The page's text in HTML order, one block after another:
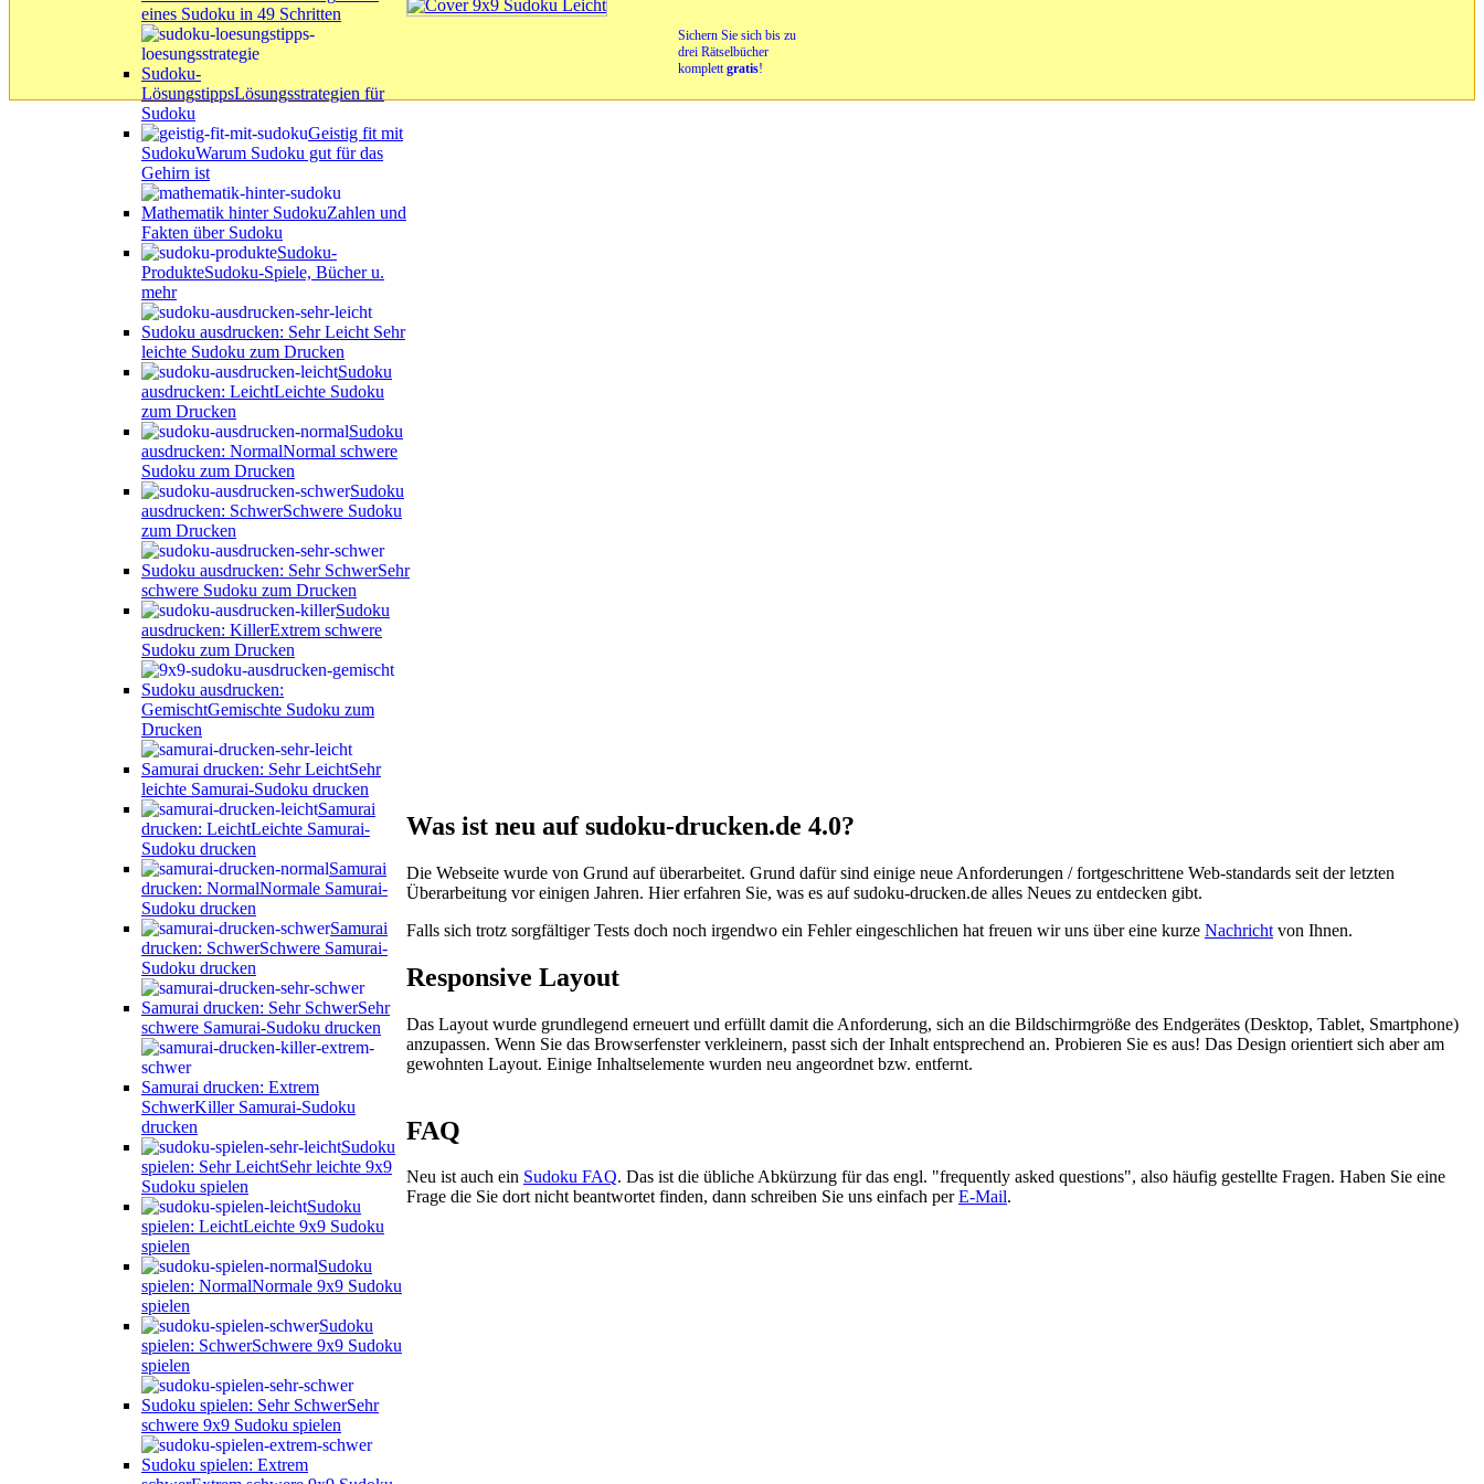
eines Sudoku in 49 Schritten
Sudoku-
LösungstippsLösungsstrategien für
Sudoku
Geistig fit mit
SudokuWarum Sudoku gut für das
Gehirn ist
Mathematik hinter SudokuZahlen und
Fakten über Sudoku
Sudoku-
ProdukteSudoku-Spiele, Bücher u.
mehr
Sudoku ausdrucken: Sehr Leicht Sehr
leichte Sudoku zum Drucken
Sudoku
ausdrucken: LeichtLeichte Sudoku
zum Drucken
Sudoku
ausdrucken: NormalNormal schwere
Sudoku zum Drucken
Sudoku
ausdrucken: SchwerSchwere Sudoku
zum Drucken
Sudoku ausdrucken: Sehr SchwerSehr
schwere Sudoku zum Drucken
Sudoku
ausdrucken: KillerExtrem schwere
Sudoku zum Drucken
Sudoku ausdrucken:
GemischtGemischte Sudoku zum
Drucken
Samurai drucken: Sehr LeichtSehr
leichte Samurai-Sudoku drucken
Samurai
drucken: LeichtLeichte Samurai-
Sudoku drucken
Samurai
drucken: NormalNormale Samurai-
Sudoku drucken
Samurai
drucken: SchwerSchwere Samurai-
Sudoku drucken
Samurai drucken: Sehr SchwerSehr
schwere Samurai-Sudoku drucken
Samurai drucken: Extrem
SchwerKiller Samurai-Sudoku
drucken
Sudoku
spielen: Sehr LeichtSehr leichte 9x9
Sudoku spielen
Sudoku
spielen: LeichtLeichte 9x9 Sudoku
spielen
Sudoku
spielen: NormalNormale 9x9 Sudoku
spielen
Sudoku
spielen: SchwerSchwere 9x9 Sudoku
spielen
Sudoku spielen: Sehr SchwerSehr
schwere 9x9 Sudoku spielen
Sudoku spielen: Extrem
Sichern Sie sich bis zu
drei Rätselbücher
komplettgratis!
Was ist neu auf sudoku-drucken.de 4.0?
Die Webseite wurde von Grund auf überarbeitet. Grund dafür sind einige neue Anforderungen / fortgeschrittene Web-standards seit der letzten
Überarbeitung vor einigen Jahren. Hier erfahren Sie, was es auf sudoku-drucken.de alles Neues zu entdecken gibt.
Falls sich trotz sorgfältiger Tests doch noch irgendwo ein Fehler eingeschlichen hat freuen wir uns über eine kurze Nachricht von Ihnen.
Responsive Layout
Das Layout wurde grundlegend erneuert und erfüllt damit die Anforderung, sich an die Bildschirmgröße des Endgerätes (Desktop, Tablet, Smartphone)
anzupassen. Wenn Sie das Browserfenster verkleinern, passt sich der Inhalt entsprechend an. Probieren Sie es aus! Das Design orientiert sich aber am
gewohnten Layout. Einige Inhaltselemente wurden neu angeordnet bzw. entfernt.
FAQ
Neu ist auch ein Sudoku FAQ. Das ist die übliche Abkürzung für das engl. "frequently asked questions", also häufig gestellte Fragen. Haben Sie eine
Frage die Sie dort nicht beantwortet finden, dann schreiben Sie uns einfach perE-Mail.